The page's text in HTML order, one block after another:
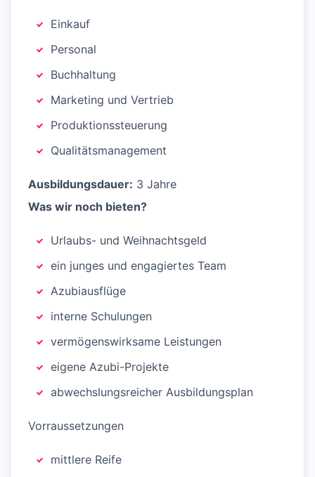
Einkauf
Personal
Buchhaltung
Marketing und Vertrieb
Produktionssteuerung
Qualitätsmanagement
Ausbildungsdauer: 3 Jahre
Was wir noch bieten?
Urlaubs- und Weihnachtsgeld
ein junges und engagiertes Team
Azubiausflüge
interne Schulungen
vermögenswirksame Leistungen
eigene Azubi-Projekte
abwechslungsreicher Ausbildungsplan
Vorraussetzungen
mittlere Reife